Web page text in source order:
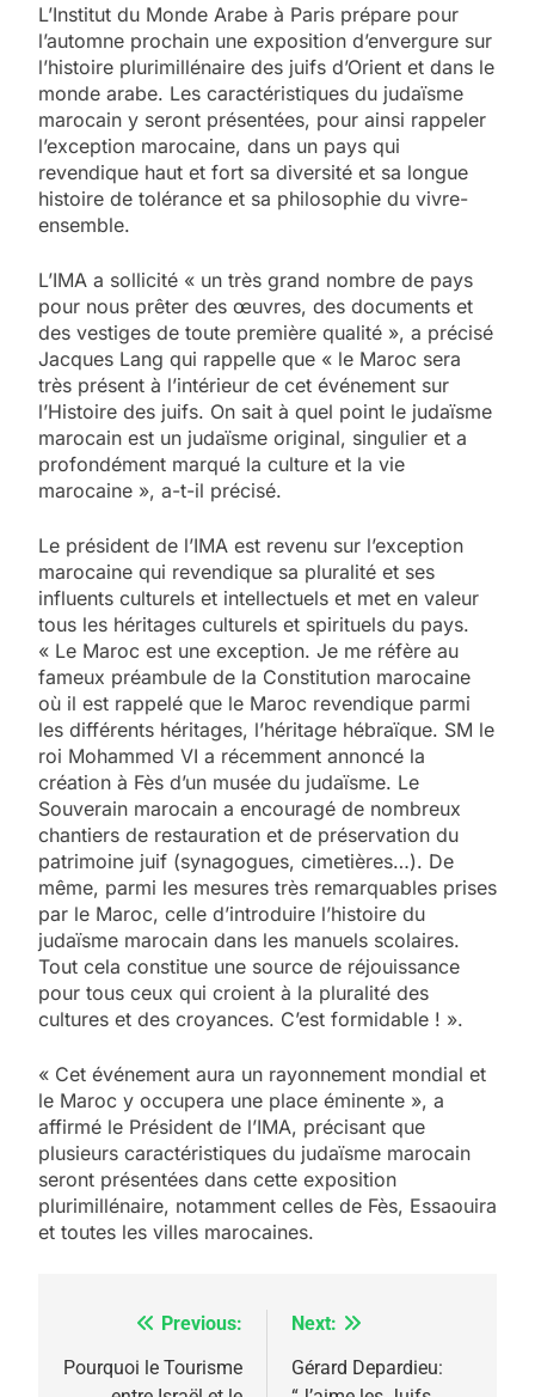
L’Institut du Monde Arabe à Paris prépare pour
l’automne prochain une exposition d’envergure sur
l’histoire plurimillénaire des juifs d’Orient et dans le
monde arabe. Les caractéristiques du judaïsme
marocain y seront présentées, pour ainsi rappeler
l’exception marocaine, dans un pays qui
revendique haut et fort sa diversité et sa longue
histoire de tolérance et sa philosophie du vivre-
ensemble.
L’IMA a sollicité « un très grand nombre de pays
pour nous prêter des œuvres, des documents et
des vestiges de toute première qualité », a précisé
Jacques Lang qui rappelle que « le Maroc sera
très présent à l’intérieur de cet événement sur
l’Histoire des juifs. On sait à quel point le judaïsme
marocain est un judaïsme original, singulier et a
profondément marqué la culture et la vie
marocaine », a-t-il précisé.
Le président de l’IMA est revenu sur l’exception
marocaine qui revendique sa pluralité et ses
influents culturels et intellectuels et met en valeur
tous les héritages culturels et spirituels du pays.
« Le Maroc est une exception. Je me réfère au
fameux préambule de la Constitution marocaine
où il est rappelé que le Maroc revendique parmi
les différents héritages, l’héritage hébraïque. SM le
roi Mohammed VI a récemment annoncé la
création à Fès d’un musée du judaïsme. Le
Souverain marocain a encouragé de nombreux
chantiers de restauration et de préservation du
patrimoine juif (synagogues, cimetières…). De
même, parmi les mesures très remarquables prises
par le Maroc, celle d’introduire l’histoire du
judaïsme marocain dans les manuels scolaires.
Tout cela constitue une source de réjouissance
pour tous ceux qui croient à la pluralité des
cultures et des croyances. C’est formidable ! ».
« Cet événement aura un rayonnement mondial et
le Maroc y occupera une place éminente », a
affirmé le Président de l’IMA, précisant que
plusieurs caractéristiques du judaïsme marocain
seront présentées dans cette exposition
plurimillénaire, notamment celles de Fès, Essaouira
et toutes les villes marocaines.
Navigation
de
Previous:
Pourquoi le Tourisme
Next:
Gérard Depardieu:
2025, l’année la plus
meurtrière selon le
rapport d’ADL contre
FRANCE ISRAÉL
FIÈRE, DIGNE ET RÉSILIENTE :
POURQUOI JE REVENDIQUE